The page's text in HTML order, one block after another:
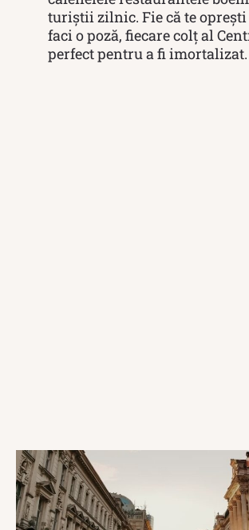
turiștii zilnic. Fie că te oprești
faci o poză, fiecare colț al
perfect pentru a fi imortalizat.